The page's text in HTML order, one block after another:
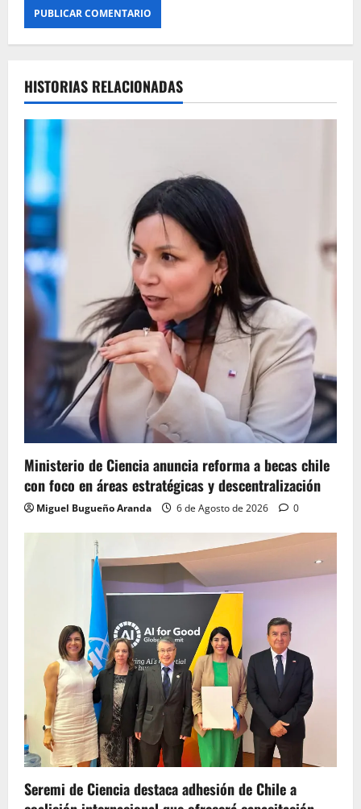
HISTORIAS RELACIONADAS
Ministerio de Ciencia anuncia reforma a becas chile
con foco en áreas estratégicas y descentralización
Miguel Bugueño Aranda 6 de Agosto de 2026 0
Seremi de Ciencia destaca adhesión de Chile a